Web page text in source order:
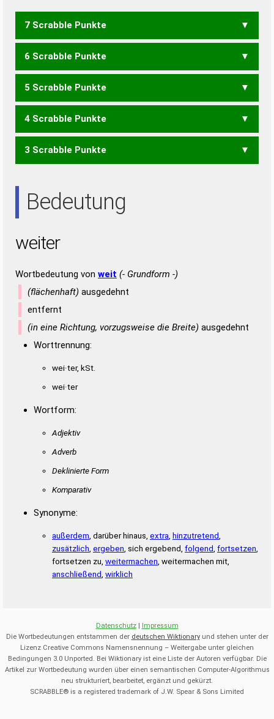
7 Scrabble Punkte
WERTE WIETE WIRTE
6 Scrabble Punkte
EWER WERT WIET WIRT
5 Scrabble Punkte
EWE RWE WER WIE WIR
TIERE
4 Scrabble Punkte
EIER EIRE REET REIT
3 Scrabble Punkte
Bedeutung
weiter
Wortbedeutung von weit (- Grundform -)
(flächenhaft) ausgedehnt
entfernt
(in eine Richtung, vorzugsweise die Breite) ausgedehnt
Worttrennung:
wei·ter, kSt.
wei·ter
Wortform:
Adjektiv
Adverb
Deklinierte Form
Komparativ
Synonyme:
außerdem , darüber hinaus, extra hinzutretend
zusätzlich ergeben , sich ergebend, folgend fortsetzen
fortsetzen zu, weitermachen , weitermachen mit,
anschließend wirklich
Datenschutz| Impressum
Die Wortbedeutungen entstammen der deutschen Wiktionaryund stehen unter der
Lizenz Creative Commons Namensnennung – Weitergabe unter gleichen
Bedingungen 3.0 Unported. Bei Wiktionary ist eine Liste der Autoren verfügbar. Die
Artikel zur Wortbedeutung wurden über einen semantischen Computer-Algorithmus
neu strukturiert, bearbeitet, ergänzt und gekürzt.
SCRABBLE® is a registered trademark of J.W. Spear & Sons Limited